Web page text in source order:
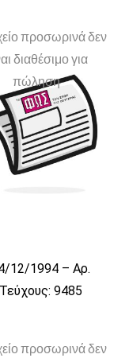
προσωρινά δεν
διαθέσιμο για
πώληση
12/1994 – Αρ.
Τεύχους: 9485
προσωρινά δεν